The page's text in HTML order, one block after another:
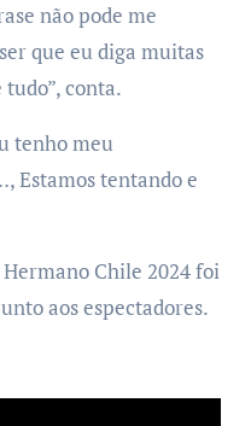
não pode me
que eu diga muitas
tudo”, conta.
tenho meu
Estamos tentando e
Chile 2024 foi
aos espectadores.